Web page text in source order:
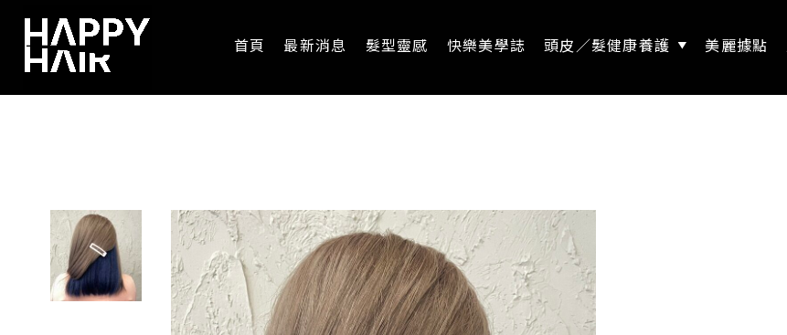
首頁 最新消息 髮型靈感 快樂美學誌 頭皮／髮健康養護 美麗據點